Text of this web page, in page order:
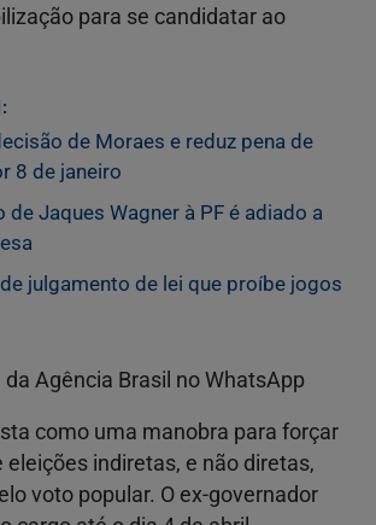
para se candidatar ao
de Moraes e reduz pena de
8 de janeiro
Jaques Wagner à PF é adiado a
julgamento de lei que proíbe jogos
da Agência Brasil no WhatsApp
como uma manobra para forçar
eleições indiretas, e não diretas,
voto popular. O ex-governador